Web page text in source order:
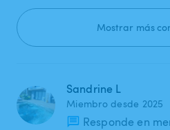
Mostrar más
Sandrine L
Miembro desde 2025
Responde en